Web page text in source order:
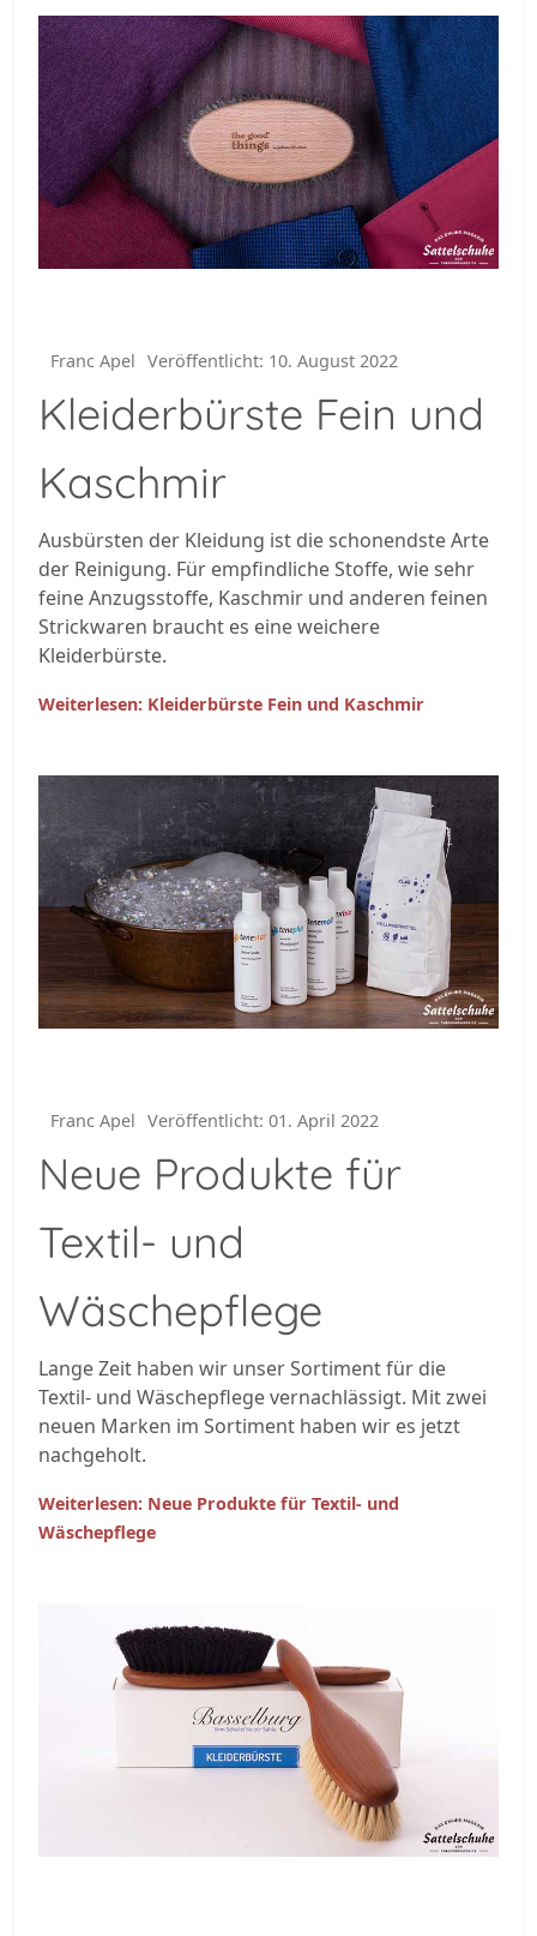
Franc Apel Veröffentlicht: 10. August 2022
Kleiderbürste Fein und
Kaschmir
Ausbürsten der Kleidung ist die schonendste Arte
der Reinigung. Für empfindliche Stoffe, wie sehr
feine Anzugsstoffe, Kaschmir und anderen feinen
Strickwaren braucht es eine weichere
Kleiderbürste.
Weiterlesen: Kleiderbürste Fein und Kaschmir
Franc Apel Veröffentlicht: 01. April 2022
Neue Produkte für
Textil- und
Wäschepflege
Lange Zeit haben wir unser Sortiment für die
Textil- und Wäschepflege vernachlässigt. Mit zwei
neuen Marken im Sortiment haben wir es jetzt
nachgeholt.
Weiterlesen: Neue Produkte für Textil- und
Wäschepflege